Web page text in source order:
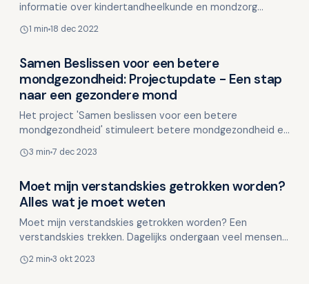
informatie over kindertandheelkunde en mondzorg
Deze kee…
1 min 18 dec 2022
Overig nieuws
Samen Beslissen voor een betere
mondgezondheid: Projectupdate - Een stap
naar een gezondere mond
Het project 'Samen beslissen voor een betere
mondgezondheid' stimuleert betere mondgezondheid en
patiënt…
3 min 7 dec 2023
Overig nieuws
Moet mijn verstandskies getrokken worden?
Alles wat je moet weten
Moet mijn verstandskies getrokken worden? Een
verstandskies trekken. Dagelijks ondergaan veel mensen
moet de …
2 min 3 okt 2023